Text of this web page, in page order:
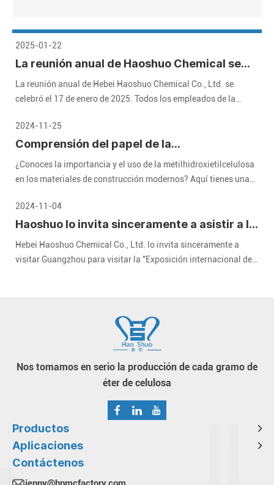
2025-01-22
La reunión anual de Haoshuo Chemical se
celebró con éxito, y esperamos el futuro
juntos
La reunión anual de Hebei Haoshuo Chemical Co., Ltd. se
celebró el 17 de enero de 2025. Todos los empleados de la
pasado y esperaban un futuro prometedor.
2024-11-25
Comprensión del papel de la
metilhidroxietilcelulosa (MHEC) en
materiales de construcción modernos
¿Conoces la importancia y el uso de la metilhidroxietilcelulosa
en los materiales de construcción modernos? Aquí tienes una
2024-11-04
Haoshuo lo invita sinceramente a asistir a la
Exposición Internacional de Recubrimientos
de China 2024
Hebei Haoshuo Chemical Co., Ltd. lo invita sinceramente a
visitar Guangzhou para visitar la "Exposición internacional de
Nos tomamos en serio la producción de cada gramo de
éter de celulosa
Productos
Aplicaciones
Contáctenos